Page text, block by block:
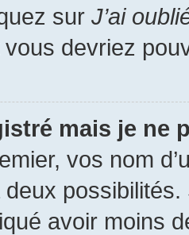
sur J’ai
devriez
mais je ne
vos nom
avoir moins